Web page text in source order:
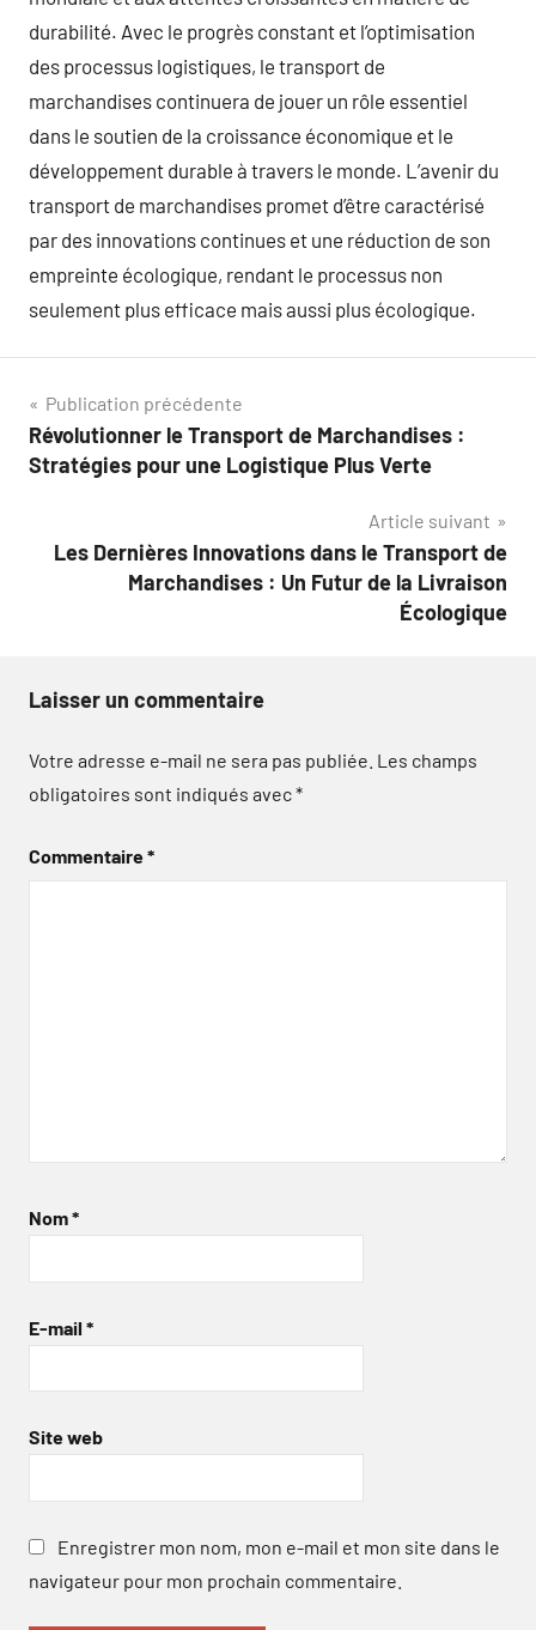
durabilité. Avec le progrès constant et l’optimisation
des processus logistiques, le transport de
marchandises continuera de jouer un rôle essentiel
dans le soutien de la croissance économique et le
développement durable à travers le monde. L’avenir du
transport de marchandises promet d’être caractérisé
par des innovations continues et une réduction de son
empreinte écologique, rendant le processus non
seulement plus efficace mais aussi plus écologique.
Navigation
de
Publication précédente
Révolutionner le Transport de Marchandises :
Stratégies pour une Logistique Plus Verte
Article suivant
Les Dernières Innovations dans le Transport de
Marchandises : Un Futur de la Livraison
Écologique
Laisser un commentaire
Votre adresse e-mail ne sera pas publiée. Les champs
obligatoires sont indiqués avec*
Commentaire*
Nom*
E-mail *
Site web
Enregistrer mon nom, mon e-mail et mon site dans le
navigateur pour mon prochain commentaire.